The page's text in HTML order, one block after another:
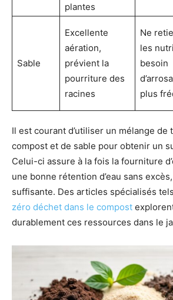
plantes
Sable
Excellente
aération,
prévient la
pourriture des
racines
Ne
les
besoin
plus
Il est courant d’utiliser un mélange de
compost et de sable pour obtenir un
Celui-ci assure à la fois la fourniture
une bonne rétention d’eau sans
suffisante. Des articles spécialisés
zéro déchet dans le compost
durablement ces ressources dans le